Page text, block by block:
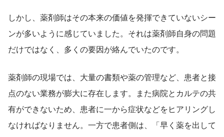
しかし、薬剤師はその本来の価値を発揮できていないシー
ンが多いように感じていました。それは薬剤師自身の問題
だけではなく、多くの要因が絡んでいたのです。
薬剤師の現場では、大量の書類や薬の管理など、患者と接
点のない業務が膨大に存在します。また病院とカルテの共
有ができないため、患者に一から症状などをヒアリングし
なければなりません。一方で患者側は、「早く薬を出して